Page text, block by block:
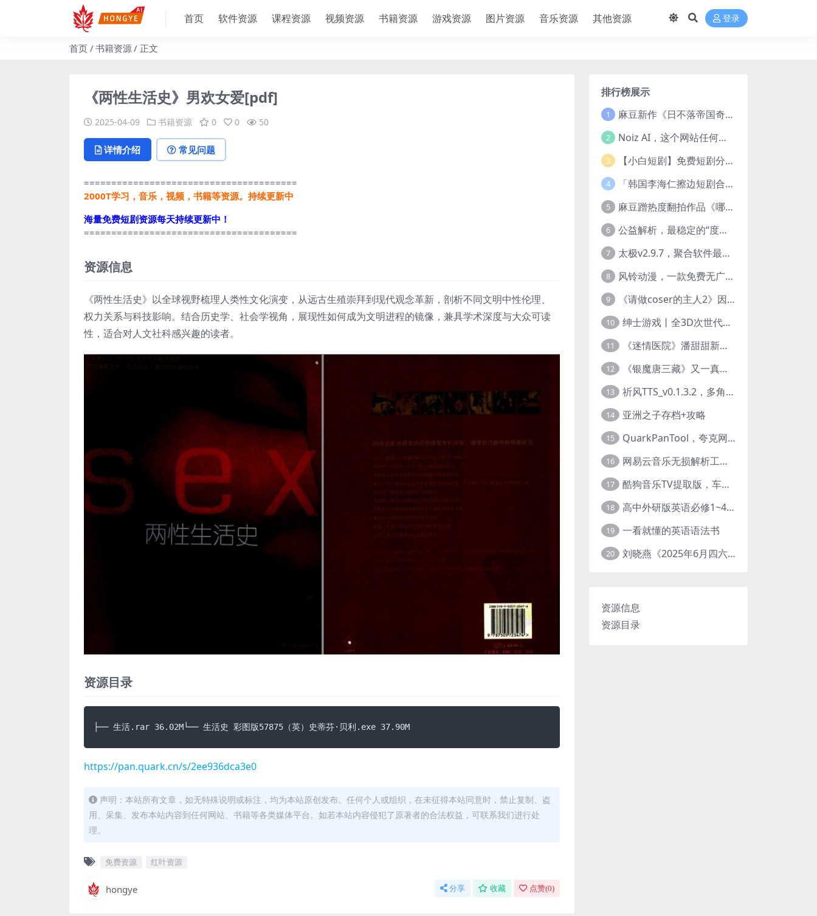
首页 软件资源 课程资源 视频资源 书籍资源 游戏资源 图片资源 音乐资源 其他资源 登录
首页 书籍资源 正文
《两性生活史》男欢女爱[pdf]
2025-04-09 书籍资源 0 0 50
详情介绍 常见问题
=======================================
2000T学习，音乐，视频，书籍等资源。持续更新中
海量免费短剧资源每天持续更新中！
=======================================
资源信息
《两性生活史》以全球视野梳理人类性文化演变，从远古生殖崇拜到现代观念革新，剖析不同文明中性伦理、
权力关系与科技影响。结合历史学、社会学视角，展现性如何成为文明进程的镜像，兼具学术深度与大众可读
性，适合对人文社科感兴趣的读者。
资源目录
├── 生活.rar 36.02M└── 生活史 彩图版57875（英）史蒂芬·贝利.exe 37.90M
https://pan.quark.cn/s/2ee936dca3e0
声明：本站所有文章，如无特殊说明或标注，均为本站原创发布。任何个人或组织，在未征得本站同意时，禁止复制、盗
用、采集、发布本站内容到任何网站、书籍等各类媒体平台。如若本站内容侵犯了原著者的合法权益，可联系我们进行处
理。
免费资源 红叶资源
hongye 分享 收藏 点赞(0)
排行榜展示
1 麻豆新作《日不落帝国奇欲记》流出，已解除登录验证！
2 Noiz AI，这个网站任何声音都能克隆，完全免费
3 【小白短剧】免费短剧分享2025年1月3日
4 「韩国李海仁擦边短剧合集【15部中字54部原版】
5 麻豆蹭热度翻拍作品《哪吒之淫邪三龙女大战真阳魔童》 已上线
6 公益解析，最稳定的“度盘”直链解析站，突破速度限制
7 太极v2.9.7，聚合软件最新版，25+源也非常猛了！
8 风铃动漫，一款免费无广告的电脑端追番神器！
9 《请做coser的主人2》因“C度大”被Steam下架的真人美女互动游戏！
10 绅士游戏丨全3D次世代的黄油大作， 细腻逼真的双人互动狂想曲！
11 《迷情医院》潘甜甜新作？有点刺激的真人美女互动游戏
12 《银魔唐三藏》又一真人美女互动游戏，堪比M豆！
13 祈风TTS_v0.1.3.2，多角色Ai配音神器，丰富的热门音色
14 亚洲之子存档+攻略
15 QuarkPanTool，夸克网盘链接批量转存、分享和下载工具
16 网易云音乐无损解析工具，超清母带音质免费下载
17 酷狗音乐TV提取版，车机+安卓+TV三端会员互通
18 高中外研版英语必修1~4+考试技巧78讲全套视频
19 一看就懂的英语语法书
20 刘晓燕《2025年6月四六级考试急救班 (原保命班) 》(四级完结+六级写译、阅读)
资源信息
资源目录